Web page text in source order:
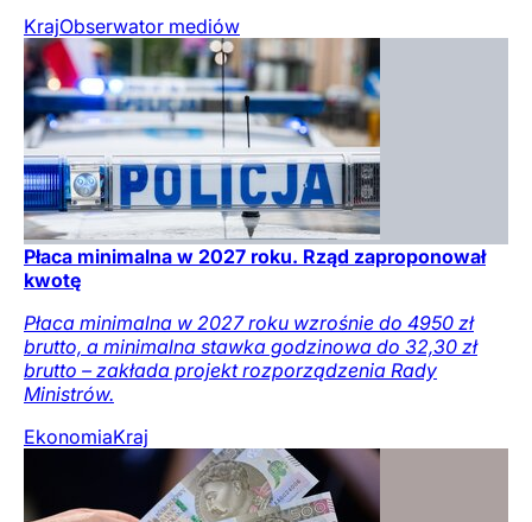
KrajObserwator mediów
Płaca minimalna w 2027 roku. Rząd zaproponował
kwotę
Płaca minimalna w 2027 roku wzrośnie do 4950 zł
brutto, a minimalna stawka godzinowa do 32,30 zł
brutto – zakłada projekt rozporządzenia Rady
Ministrów.
EkonomiaKraj